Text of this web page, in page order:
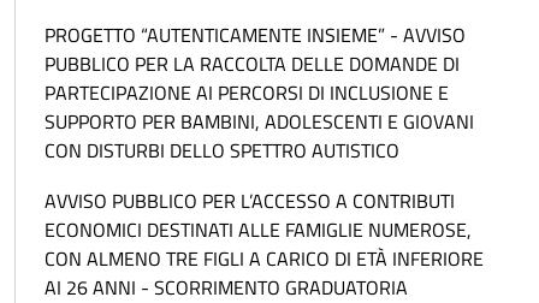
PROGETTO “AUTENTICAMENTE INSIEME” - AVVISO
PUBBLICO PER LA RACCOLTA DELLE DOMANDE DI
PARTECIPAZIONE AI PERCORSI DI INCLUSIONE E
SUPPORTO PER BAMBINI, ADOLESCENTI E GIOVANI
CON DISTURBI DELLO SPETTRO AUTISTICO
AVVISO PUBBLICO PER L’ACCESSO A CONTRIBUTI
ECONOMICI DESTINATI ALLE FAMIGLIE NUMEROSE,
CON ALMENO TRE FIGLI A CARICO DI ETÀ INFERIORE
AI 26 ANNI - SCORRIMENTO GRADUATORIA